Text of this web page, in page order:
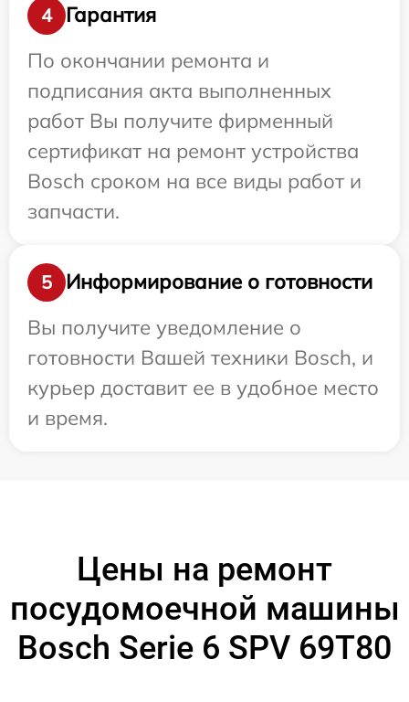
4
Гарантия
По окончании ремонта и
подписания акта выполненных
работ Вы получите фирменный
сертификат на ремонт устройства
Bosch сроком на все виды работ и
запчасти.
5
Информирование о готовности
Вы получите уведомление о
готовности Вашей техники Bosch, и
курьер доставит ее в удобное место
и время.
Цены на ремонт
посудомоечной машины
Bosch Serie 6 SPV 69T80